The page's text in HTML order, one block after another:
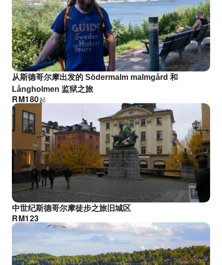
从斯德哥尔摩出发的 Södermalm malmgård 和
Långholmen 监狱之旅
RM180起
中世纪斯德哥尔摩徒步之旅旧城区
RM123